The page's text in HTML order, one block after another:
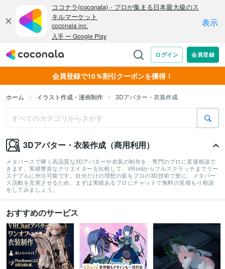
会員登録で10％割引クーポンを獲得！
ホーム イラスト作成・漫画制作 3Dアバター・衣装作成
3Dアバター・衣装作成（商用利用）
メタバースで輝く高品質な3Dアバターや衣装の制作を、専門のプロに直接相談で
きます。実績豊富なクリエイターを比較して、VRoidからフルスクラッチまでリー
ズナブルに外注可能です。自分だけの理想の姿をプロの3D技術で形に。メタバー
ス活動を充実させるため、まずは実績あるプロにチャットで無料の見積もり相談
をしてみましょう。
おすすめのサービス